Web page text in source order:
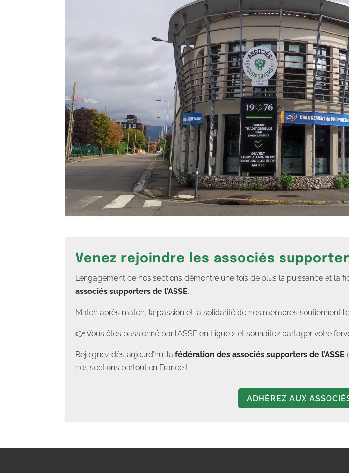
Venez rejoindre les associés
L’engagement de nos sections démontre une fois de plus la puissance et la
associés supporters de l’ASSE.
Match après match, la passion et la solidarité de nos membres soutiennent
👉 Vous êtes passionné par l’ASSE en Ligue 2 et souhaitez partager votre
Rejoignez dès aujourd’hui la fédération des associés supporters de l’ASSE
nos sections partout en France !
ADHÉREZ AUX